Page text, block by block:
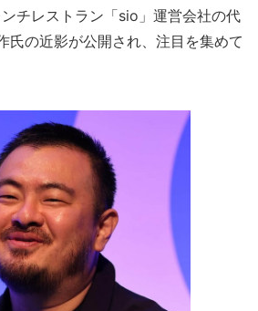
チレストラン「sio」運営会社の代
氏の近影が公開され、注目を集めて